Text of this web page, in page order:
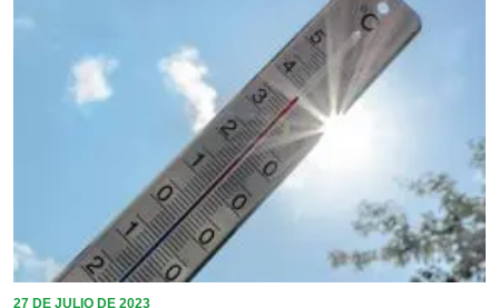
27 DE JULIO DE 2023